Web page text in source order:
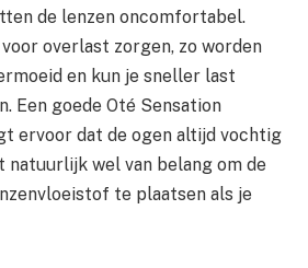
de lenzen oncomfortabel.
overlast zorgen, zo worden
en kun je sneller last
Een goede Oté Sensation
ervoor dat de ogen altijd vochtig
natuurlijk wel van belang om de
te plaatsen als je